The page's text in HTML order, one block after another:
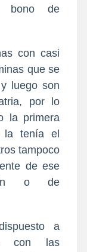
bono de
con casi
que se
luego son
por lo
la primera
la tenía el
tampoco
de ese
o de
a
con las